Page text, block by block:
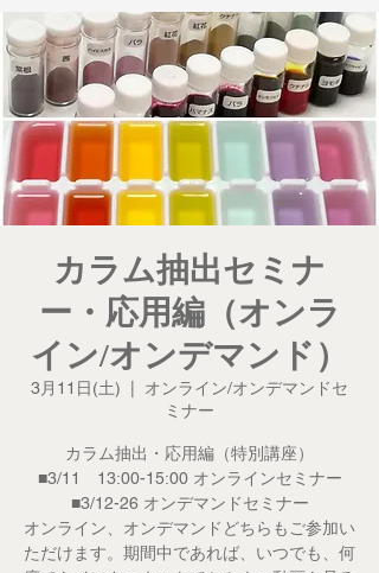
カラム抽出セミナ
ー・応用編（オンラ
イン/オンデマンド）
3月11日(土)
オンライン/オンデマンドセ
ミナー
カラム抽出・応用編（特別講座）
■3/11 13:00-15:00 オンラインセミナー
■3/12-26 オンデマンドセミナー
オンライン、オンデマンドどちらもご参加い
ただけます。期間中であれば、いつでも、何